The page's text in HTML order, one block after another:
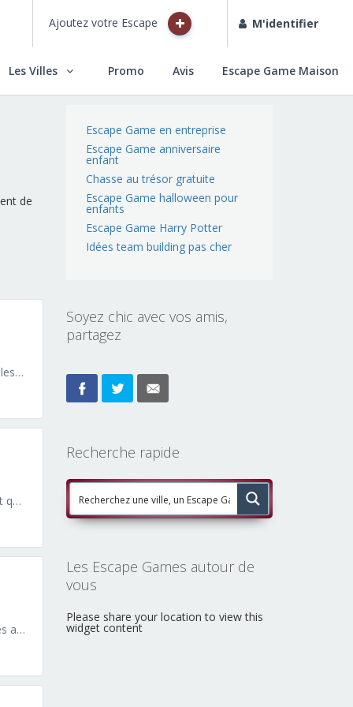
Ajoutez votre Escape M'identifier
Les Villes Promo Avis Escape Game Maison
de
À la recherche d'une activité palpitante à Annecy ? Prison Island situé Annecy vous ouvre les portes de ses salles…
1/ Break Out Annecy, c'est une salle de jeux qui propose des escape Games novateurs et qualitatifs, un bar à…
Bienvenue à la Compagnie du Jeu ! Envie de résoudre des énigmes à la maison? Vous êtes au bon endroit.…
Escape Game en entreprise
Escape Game anniversaire
enfant
Chasse au trésor gratuite
Escape Game halloween pour
enfants
Escape Game Harry Potter
Idées team building pas cher
Soyez chic avec vos amis,
partagez
Recherche rapide
Les Escape Games autour de
vous
Please share your location to view this
widget content